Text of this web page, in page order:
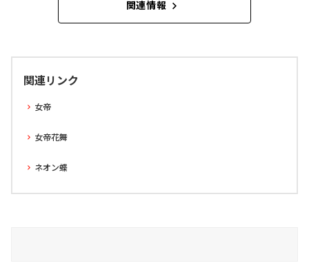
関連情報
関連リンク
女帝
女帝花舞
ネオン蝶